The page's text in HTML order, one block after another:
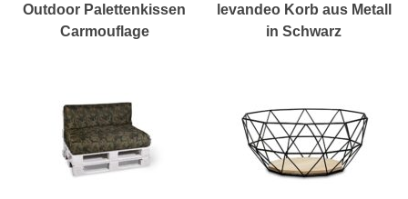
Outdoor Palettenkissen
Carmouflage
levandeo Korb aus Metall
in Schwarz